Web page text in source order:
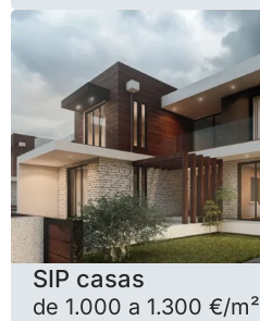
SIP casas
de 1.000 a 1.300 €/m²